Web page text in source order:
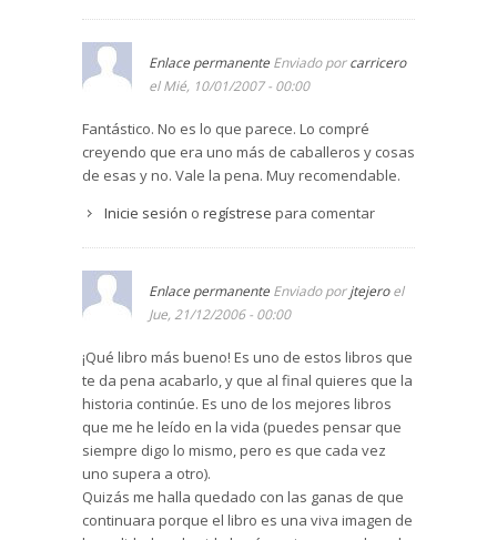
Enlace permanente Enviado porcarricero
el Mié, 10/01/2007 - 00:00
Fantástico. No es lo que parece. Lo compré
creyendo que era uno más de caballeros y cosas
de esas y no. Vale la pena. Muy recomendable.
Inicie sesión o regístrese para comentar
Enlace permanente Enviado porjtejeroel
Jue, 21/12/2006 - 00:00
¡Qué libro más bueno! Es uno de estos libros que
te da pena acabarlo, y que al final quieres que la
historia continúe. Es uno de los mejores libros
que me he leído en la vida (puedes pensar que
siempre digo lo mismo, pero es que cada vez
uno supera a otro).
Quizás me halla quedado con las ganas de que
continuara porque el libro es una viva imagen de